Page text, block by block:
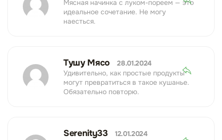
Мясная начинка с луком-пореем — это
идеальное сочетание. Не могу
наесться.
Тушу Мясо
28.01.2024
Удивительно, как простые продукты
могут превратиться в такое кушанье.
Обязательно повторю.
Serenity33
12.01.2024